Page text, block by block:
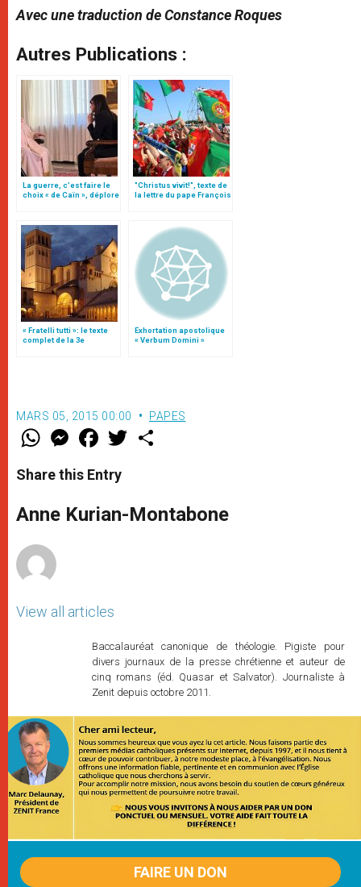
Avec une traduction de Constance Roques
Autres Publications :
La guerre, c’est faire le
choix « de Caïn », déplore
"Christus vivit!", texte de
la lettre du pape François
« Fratelli tutti »: le texte
complet de la 3e
Exhortation apostolique
« Verbum Domini »
MARS 05, 2015 00:00 PAPES
W
t
s
p
p
M
e
s
e
g
e
F
a
e
b
o
k
w
r
Share this Entry
Anne Kurian-Montabone
View all articles
Baccalauréat canonique de théologie. Pigiste pour
divers journaux de la presse chrétienne et auteur de
cinq romans (éd. Quasar et Salvator). Journaliste à
Zenit depuis octobre 2011.
FAIRE UN DON